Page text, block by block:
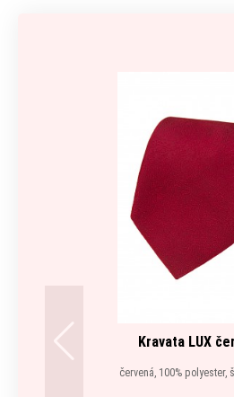
Kravata LUX
červená, 100% polyester,